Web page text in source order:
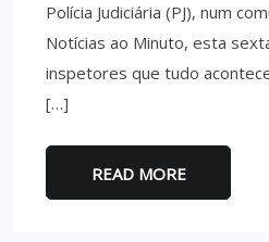
Polícia Judiciária (PJ), num
Notícias ao Minuto, esta
inspetores que tudo
[…]
READ MORE